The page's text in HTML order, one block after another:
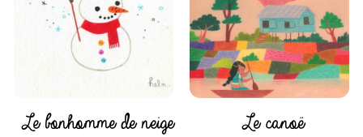
Le bonhomme de neige Le canoë